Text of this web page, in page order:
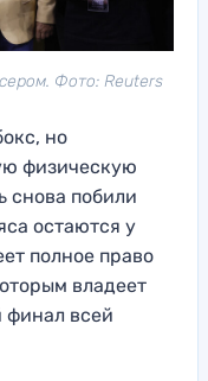
Фото: Reuters
но
физическую
снова побили
остаются у
полное право
владеет
финал всей